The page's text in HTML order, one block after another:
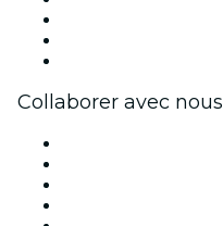
Collaborer avec nous